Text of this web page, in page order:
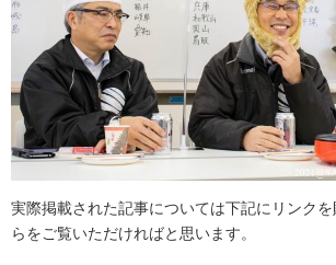
実際掲載された記事については下記にリンク
らをご覧いただければと思います。